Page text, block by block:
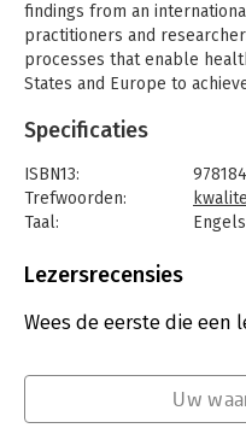
findings from an
practitioners and
processes that enable
States and Europe to
leading hospitals give an
of quality improvement.
are considered, and a
been drawn up to help
Healthcare policy makers
as will healthcare quality
interest in quality
Specificaties
ISBN13:
Trefwoorden:
Taal:
Engels
Aantal pagina's:
Druk:
1
Non-
Lezersrecensies
Wees de eerste die een
Uw